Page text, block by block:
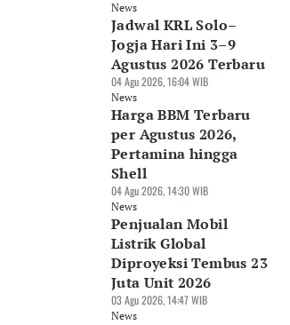
News
Jadwal KRL Solo–
Jogja Hari Ini 3–9
Agustus 2026 Terbaru
04 Agu 2026, 16:04 WIB
News
Harga BBM Terbaru
per Agustus 2026,
Pertamina hingga
Shell
04 Agu 2026, 14:30 WIB
News
Penjualan Mobil
Listrik Global
Diproyeksi Tembus 23
Juta Unit 2026
03 Agu 2026, 14:47 WIB
News